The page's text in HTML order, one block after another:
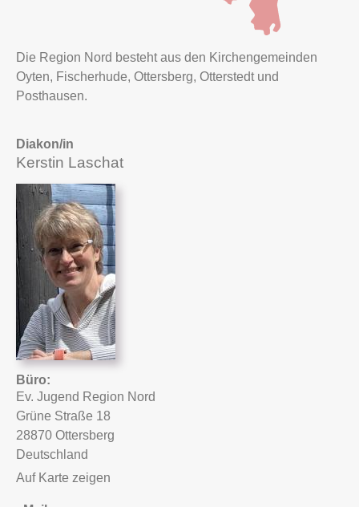
Die Region Nord besteht aus den Kirchengemeinden
Oyten, Fischerhude, Ottersberg, Otterstedtund
Posthausen.
Diakon/in
Kerstin Laschat
Büro
Ev. Jugend Region Nord
Grüne Straße 18
28870 Ottersberg
Deutschland
Auf Karte zeigen